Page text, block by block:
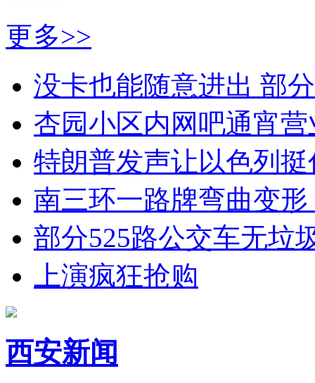
更多>>
没卡也能随意进出 部
杏园小区内网吧通宵
特朗普发声让以色列挺
南三环一路牌弯曲变
部分525路公交车无垃
上演疯狂抢购
西安新闻